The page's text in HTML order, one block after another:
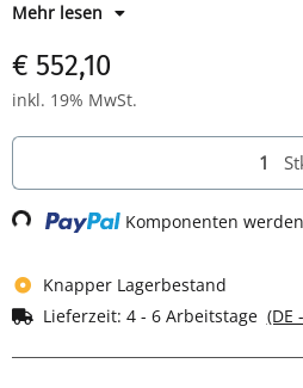
Flügeltürenschrank mit 4
Aktenregal mit 4 Fachböden für 4,5
800 x T 383 mm
Farbe: RAL 7035 lichtgrau -
Komplett verschweißter Korpus -
Lieferung erfolgt Regal in Schrank
Mehr lesen
€ 552,10
inkl. 19% MwSt.
Loading... Komponenten
Knapper Lagerbestand
Lieferzeit: 4 - 6 Arbeitstage (DE